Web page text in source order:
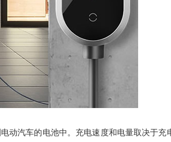
动汽车的电池中。充电速度和电量取决于充